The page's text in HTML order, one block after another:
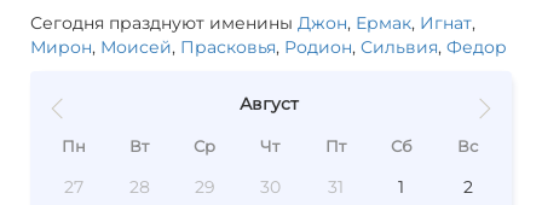
Сегодня празднуют именины Джон, Ермак, Игнат,
Мирон, Моисей, Прасковья, Родион, Сильвия, Федор
Август
Пн Вт Ср Чт Пт Сб Вс
27 28 29 30 31 1
2